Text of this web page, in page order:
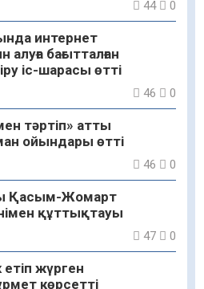
44 0
интернет
бағытталған
іс-шарасы өтті
46 0
тәртіп» атты
ойындары өтті
46 0
Қасым-Жомарт
құттықтауы
47 0
етіп жүрген
көрсетті